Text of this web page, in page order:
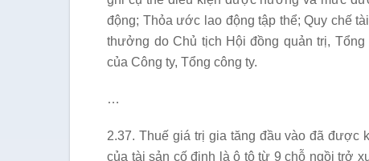
động; Thỏa ước lao động tập thể; Quy chế
thưởng do Chủ tịch Hội đồng quản trị,
của Công ty, Tổng công ty.
…
2.37. Thuế giá trị gia tăng đầu vào đã được
của tài sản cố định là ô tô từ 9 chỗ ngồi trở